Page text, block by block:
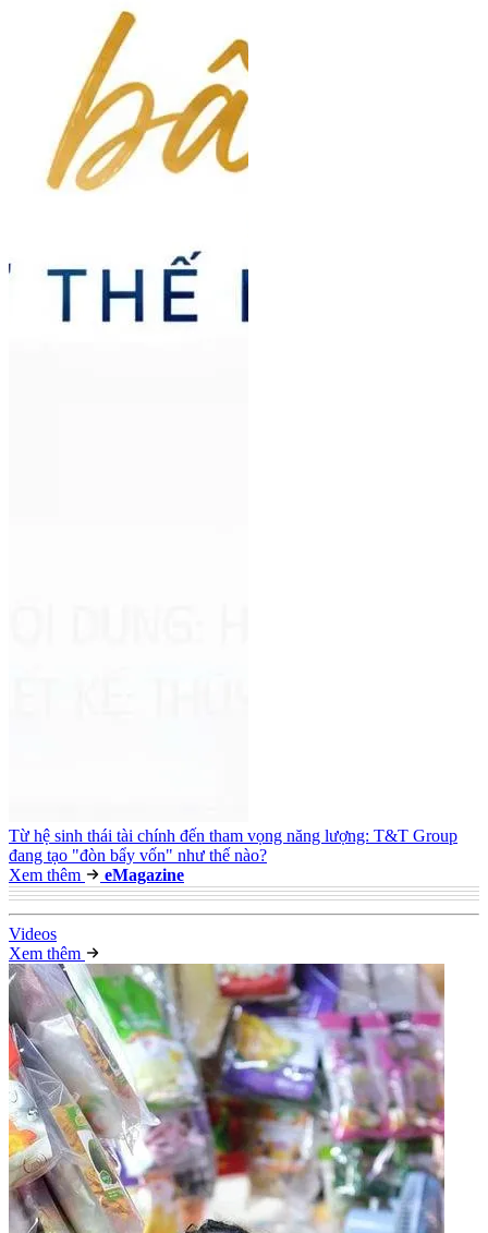
Từ hệ sinh thái tài chính đến tham vọng năng lượng: T&T Group
đang tạo "đòn bẩy vốn" như thế nào?
Xem thêm
eMagazine
Videos
Xem thêm